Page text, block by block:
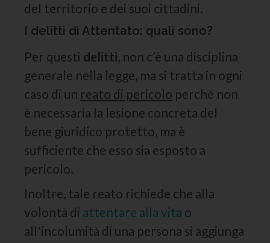
del territorio e dei suoi cittadini.
I delitti di Attentato: quali sono?
Per questi delitti, non c’è una disciplina
generale nella legge, ma si tratta in ogni
caso di un reato di pericolo perché non
è necessaria la lesione concreta del
bene giuridico protetto, ma è
sufficiente che esso sia esposto a
pericolo.
Inoltre, tale reato richiede che alla
volontà di attentare alla vita o
all'incolumità di una persona si aggiunga